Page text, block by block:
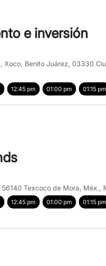
e inversión
Xoco, Benito Juárez, 03330
12:45 pm 01:00 pm 01:15 pm
56140 Texcoco de Mora, Méx.,
12:45 pm 01:00 pm 01:15 pm